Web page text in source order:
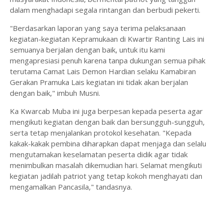
dalam menghadapi segala rintangan dan berbudi pekerti.
"Berdasarkan laporan yang saya terima pelaksanaan
kegiatan-kegiatan Kepramukaan di Kwartir Ranting Lais ini
semuanya berjalan dengan baik, untuk itu kami
mengapresiasi penuh karena tanpa dukungan semua pihak
terutama Camat Lais Demon Hardian selaku Kamabiran
Gerakan Pramuka Lais kegiatan ini tidak akan berjalan
dengan baik," imbuh Musni.
Ka Kwarcab Muba ini juga berpesan kepada peserta agar
mengikuti kegiatan dengan baik dan bersungguh-sungguh,
serta tetap menjalankan protokol kesehatan. "Kepada
kakak-kakak pembina diharapkan dapat menjaga dan selalu
mengutamakan keselamatan peserta didik agar tidak
menimbulkan masalah dikemudian hari. Selamat mengikuti
kegiatan jadilah patriot yang tetap kokoh menghayati dan
mengamalkan Pancasila," tandasnya.